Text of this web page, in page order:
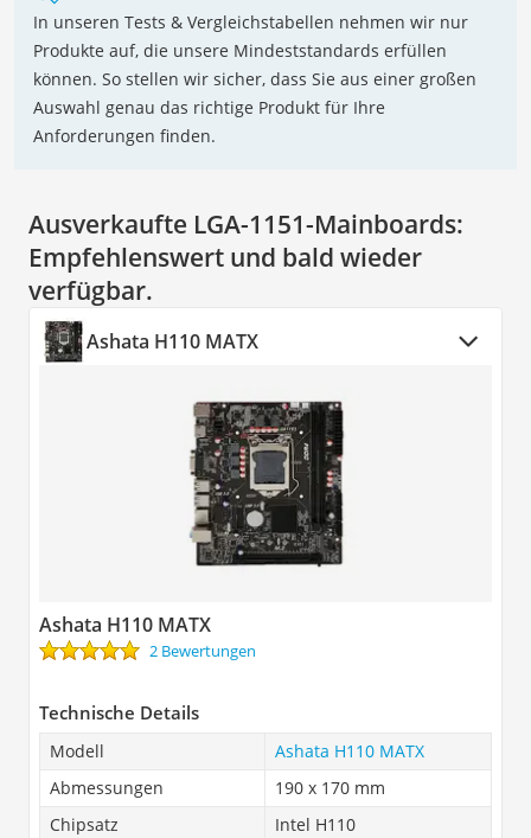
In unseren Tests & Vergleichstabellen nehmen wir nur
Produkte auf, die unsere Mindeststandards erfüllen
können. So stellen wir sicher, dass Sie aus einer großen
Auswahl genau das richtige Produkt für Ihre
Anforderungen finden.
Ausverkaufte LGA-1151-Mainboards:
Empfehlenswert und bald wieder
verfügbar.
Ashata H110 MATX
Ashata H110 MATX
2 Bewertungen
Technische Details
Modell
Ashata H110 MATX
Abmessungen
190 x 170 mm
Chipsatz
Intel H110